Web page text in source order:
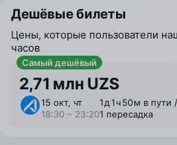
Дешёвые билеты
Цены, которые пользователи
часов
Самый дешёвый
2,71 млн UZS
15 окт, чт
18:30 – 23:20
1 ⁠д 1 ⁠ч 50 ⁠м в пути /
1 пересадка